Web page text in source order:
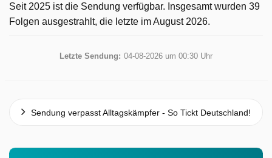
Seit 2025 ist die Sendung verfügbar. Insgesamt wurden 39
Folgen ausgestrahlt, die letzte im August 2026.
Letzte Sendung: 04-08-2026 um 00:30 Uhr
Sendung verpasst Alltagskämpfer - So Tickt Deutschland!